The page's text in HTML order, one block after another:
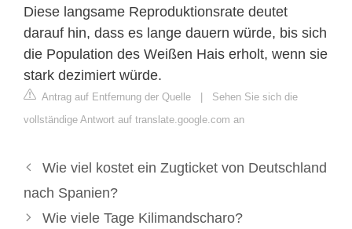
Diese langsame Reproduktionsrate deutet
darauf hin, dass es lange dauern würde, bis sich
die Population des Weißen Hais erholt, wenn sie
stark dezimiert würde.
Antrag auf Entfernung der Quelle | Sehen Sie sich die
vollständige Antwort auf translate.google.com an
Wie viel kostet ein Zugticket von Deutschland
nach Spanien?
Wie viele Tage Kilimandscharo?